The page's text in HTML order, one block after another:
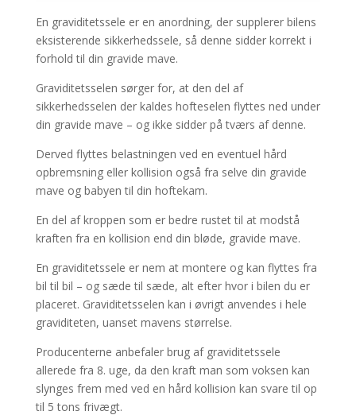
En graviditetssele er en anordning, der supplerer bilens
eksisterende sikkerhedssele, så denne sidder korrekt i
forhold til din gravide mave.
Graviditetsselen sørger for, at den del af
sikkerhedsselen der kaldes hofteselen flyttes ned under
din gravide mave – og ikke sidder på tværs af denne.
Derved flyttes belastningen ved en eventuel hård
opbremsning eller kollision også fra selve din gravide
mave og babyen til din hoftekam.
En del af kroppen som er bedre rustet til at modstå
kraften fra en kollision end din bløde, gravide mave.
En graviditetssele er nem at montere og kan flyttes fra
bil til bil – og sæde til sæde, alt efter hvor i bilen du er
placeret. Graviditetsselen kan i øvrigt anvendes i hele
graviditeten, uanset mavens størrelse.
Producenterne anbefaler brug af graviditetssele
allerede fra 8. uge, da den kraft man som voksen kan
slynges frem med ved en hård kollision kan svare til op
til 5 tons frivægt.